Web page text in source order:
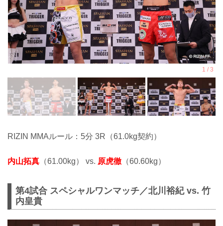
RIZIN MMAルール：5分 3R（61.0kg契約）
内山拓真 （61.00kg） vs. 原虎徹 （60.60kg）
第4試合 スペシャルワンマッチ／北川裕紀 vs. 竹
内皇貴